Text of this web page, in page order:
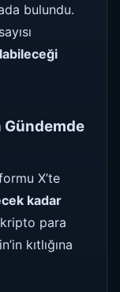
bulundu.
Gündemde
X’te
kadar
para
kıtlığına